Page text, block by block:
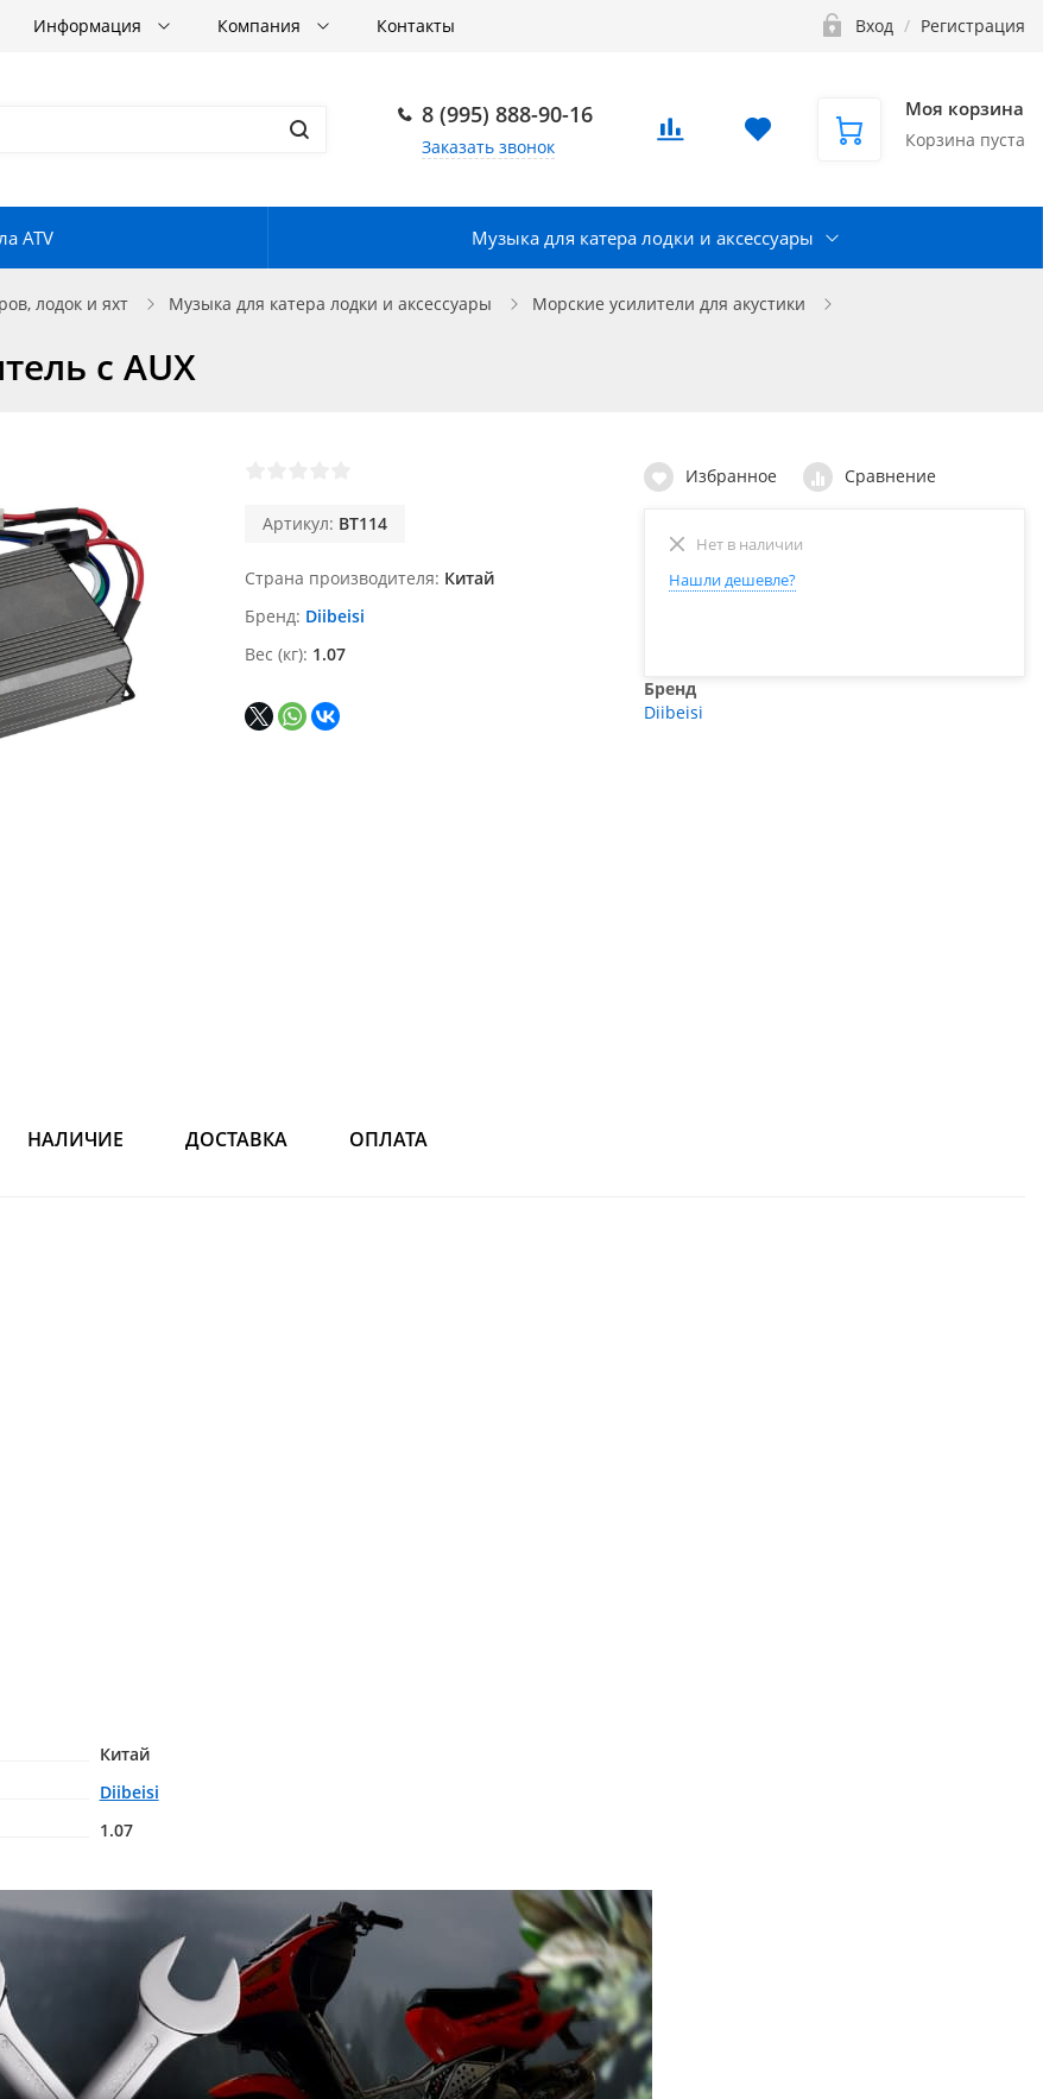
Информация Компания Контакты Вход / Регистрация
8 (995) 888-90-16
Заказать звонок
Моя корзина
Корзина пуста
ATV Музыка для катера лодки и аксессуары
лодок и яхт Музыка для катера лодки и аксессуары
Морские усилители для акустики
с AUX
Артикул: BT114
Страна производителя Китай
Бренд Diibeisi
Вес (кг) 1.07
Избранное Сравнение
Нет в наличии
Нашли дешевле?
Бренд
Diibeisi
НАЛИЧИЕ ДОСТАВКА ОПЛАТА
Китай
Diibeisi
1.07